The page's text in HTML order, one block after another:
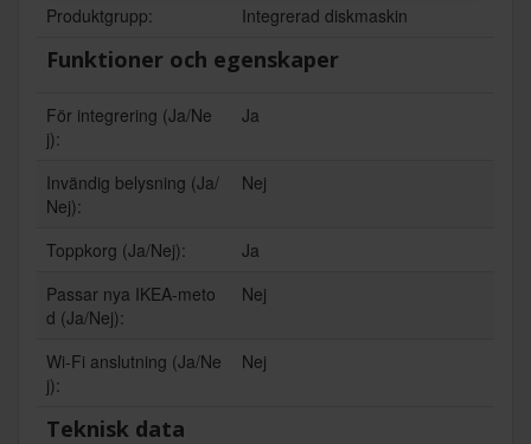
Produktgrupp:
Integrerad diskmaskin
Funktioner och egenskaper
För integrering (Ja/Ne
j):
Ja
Invändig belysning (Ja/
Nej):
Nej
Toppkorg (Ja/Nej):
Ja
Passar nya IKEA-meto
d (Ja/Nej):
Nej
Wi-Fi anslutning (Ja/Ne
j):
Nej
Teknisk data